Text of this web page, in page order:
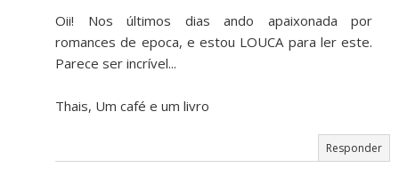
Oii! Nos últimos dias ando apaixonada por
romances de epoca, e estou LOUCA para ler este.
Parece ser incrível...
Thais, Um café e um livro
Responder